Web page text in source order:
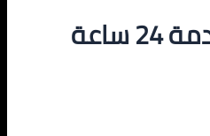
مساج الهنا خدمة 24 ساعة